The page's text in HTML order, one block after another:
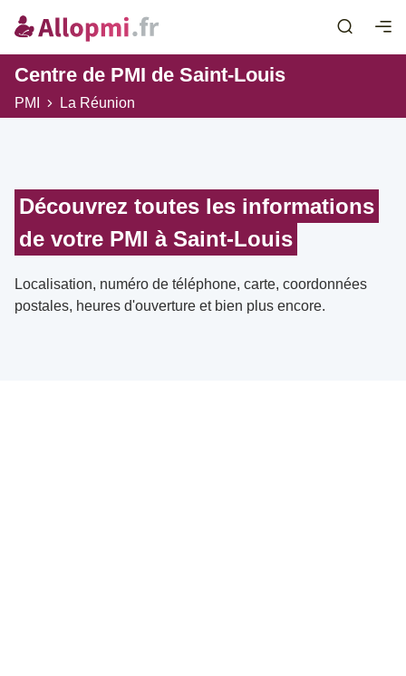
Centre de PMI de Saint-Louis
PMI La Réunion
Découvrez toutes les informations
de votre PMI à Saint-Louis
Localisation, numéro de téléphone, carte, coordonnées
postales, heures d'ouverture et bien plus encore.